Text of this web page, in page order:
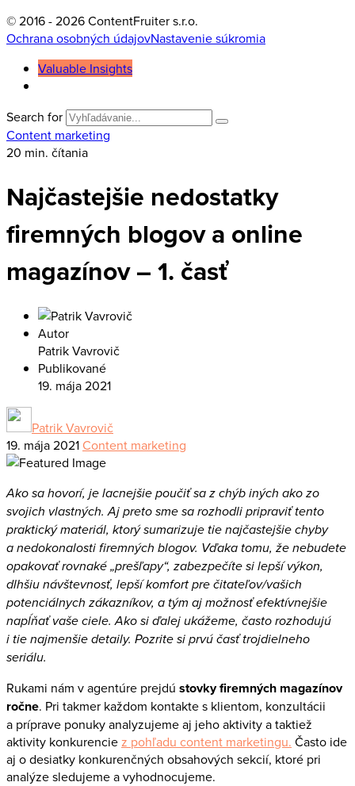
© 2016 - 2026 ContentFruiter s.r.o.
Ochrana osobných údajovNastavenie súkromia
Valuable Insights
Search for
Content marketing
20 min. čítania
Najčastejšie nedostatky
firemných blogov a online
magazínov – 1. časť
Autor
Patrik Vavrovič
Publikované
19. mája 2021
Patrik Vavrovič
19. mája 2021 Content marketing
Ako sa hovorí, je lacnejšie poučiť sa z chýb iných ako zo
svojich vlastných. Aj preto sme sa rozhodli pripraviť tento
praktický materiál, ktorý sumarizuje tie najčastejšie chyby
a nedokonalosti firemných blogov. Vďaka tomu, že nebudete
opakovať rovnaké „prešľapy“, zabezpečíte si lepší výkon,
dlhšiu návštevnosť, lepší komfort pre čitateľov/vašich
potenciálnych zákazníkov, a tým aj možnosť efektívnejšie
napĺňať vaše ciele. Ako si ďalej ukážeme, často rozhodujú
i tie najmenšie detaily. Pozrite si prvú časť trojdielneho
seriálu.
Rukami nám v agentúre prejdú stovky firemných magazínov
ročne. Pri takmer každom kontakte s klientom, konzultácii
a príprave ponuky analyzujeme aj jeho aktivity a taktiež
aktivity konkurenciez pohľadu content marketingu. Často ide
aj o desiatky konkurenčných obsahových sekcií, ktoré pri
analýze sledujeme a vyhodnocujeme.